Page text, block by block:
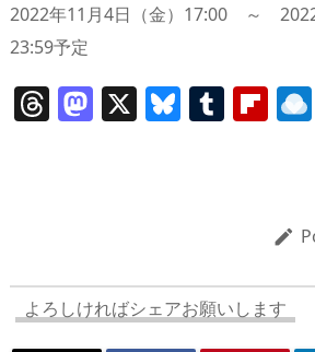
2022年11月4日（金）17:00 ～ 2022
23:59予定
T
h
s
M
a
o
n
X Bl
u
T
u
Fl
ip
ar
d

よろしければシェアお願いします